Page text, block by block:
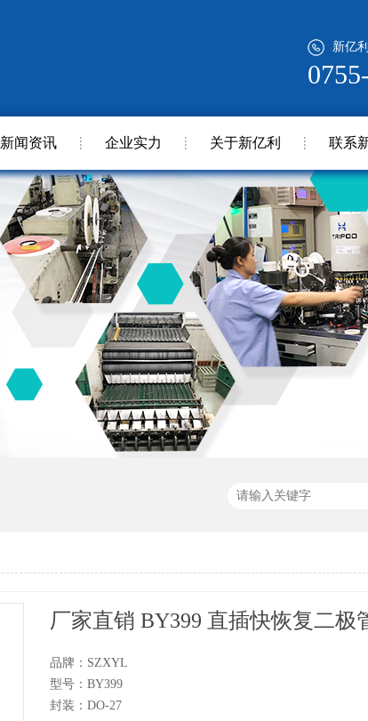
新亿利
新闻资讯 企业实力 关于新亿利 联系
厂家直销 BY399 直插快恢复二极
品牌：SZXYL
型号：BY399
封装：DO-27